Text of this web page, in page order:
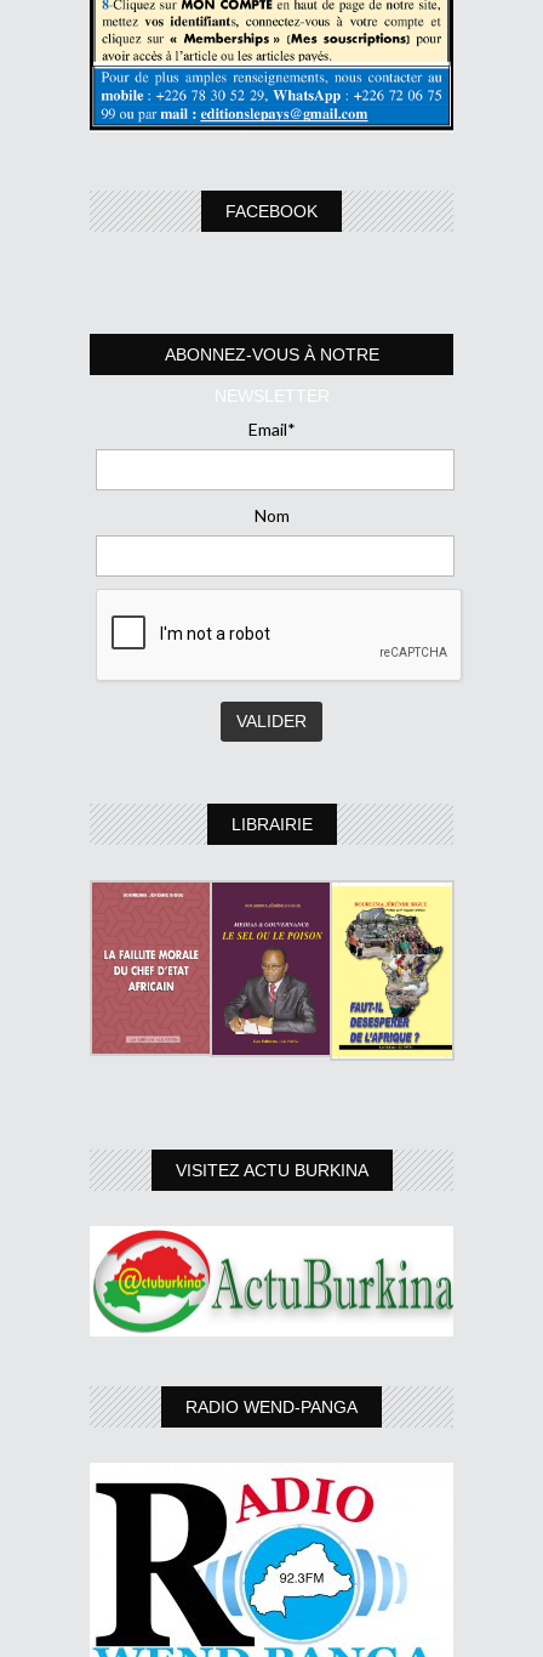
FACEBOOK
ABONNEZ-VOUS À NOTRE
NEWSLETTER
Email*
Nom
LIBRAIRIE
VISITEZ ACTU BURKINA
RADIO WEND-PANGA